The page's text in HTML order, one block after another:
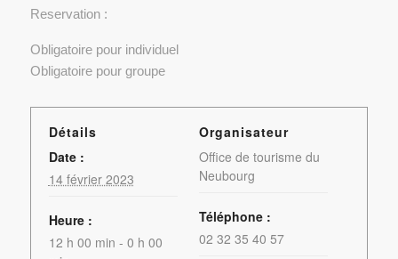
Reservation :
Obligatoire pour individuel
Obligatoire pour groupe
Détails
Date :
14 février 2023
Heure :
12 h 00 min - 0 h 00
Organisateur
Office de tourisme du
Neubourg
Téléphone :
02 32 35 40 57